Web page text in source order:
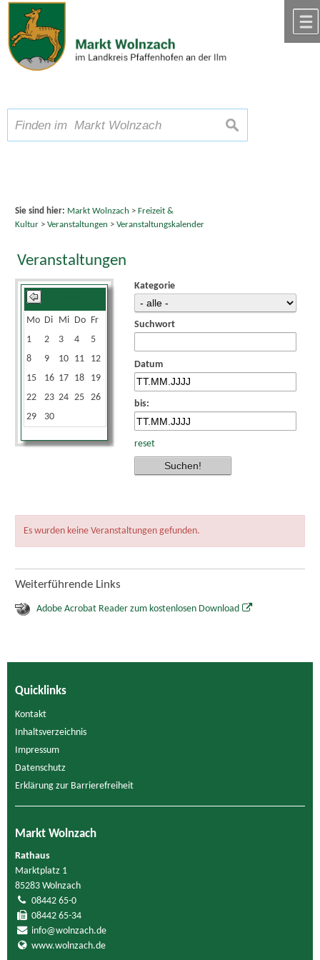
Zum Inhalt,zur Navigation
Schriftgröße A A A suchen
Sie sind hier: Markt Wolnzach > Freizeit &
Kultur> Veranstaltungen > Veranstaltungskalender
Veranstaltungen
Mo Di Mi Do Fr
1
2 3 4 5
8
9 10 11 12
15
16 17 18 19
22
23 24 25 26
29
30
Kategorie
Suchwort
Datum
bis:
reset
Es wurden keine Veranstaltungen gefunden.
Weiterführende Links
Adobe Acrobat Reader zum kostenlosen Download
Quicklinks
Kontakt
Inhaltsverzeichnis
Impressum
Datenschutz
Erklärung zur Barrierefreiheit
Markt Wolnzach
Rathaus
Marktplatz 1
85283 Wolnzach
08442 65-0
08442 65-34
info@wolnzach.de
www.wolnzach.de